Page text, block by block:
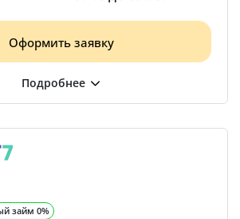
Оформить заявку
займ 0%